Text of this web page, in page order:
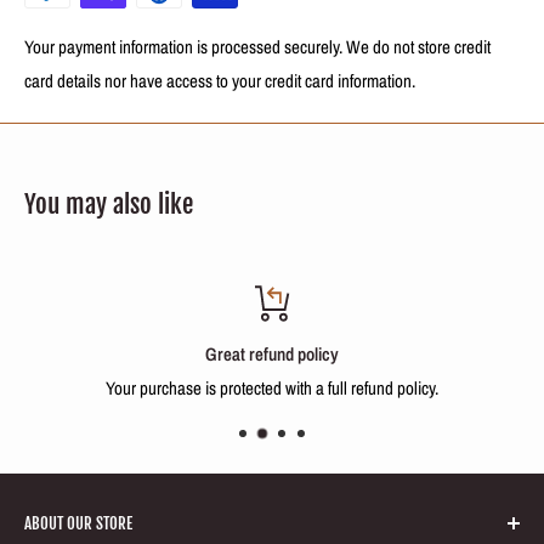
traitement de lissage repose sur le produit mais aussi sur une application
professionnelle.
1000ml (35oz) De Shampooing Pre Traitement Inoar Marroquino G Hair
1000ml (35oz) De Kératine Traitement Inoar Marroquino G Hair
Laver 3 fois les cheveux avec le shampoing clarifiant (step 1).
Bien essorer les cheveux avec une serviette ou sécher un peu à l’aide du
Your payment information is processed securely. We do not store credit
card details nor have access to your credit card information.
You may also like
Great refund policy
Your purchase is protected with a full refund policy.
ABOUT OUR STORE